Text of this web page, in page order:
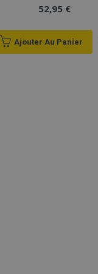
52,95 €
Ajouter Au Panier